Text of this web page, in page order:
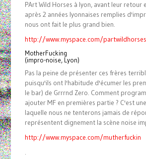
PArt Wild Horses à lyon, avant leur retour
après 2 années lyonnaises remplies
nous ont fait le plus grand bien.
http://www.myspace.com/
MotherFucking
(impro-noise, Lyon)
Pas la peine de présenter ces frères
puisqu'ils ont l'habitude d'écumer les
le bar) de Grrrnd Zero. Comment
ajouter MF en premières partie ? C'est
laquelle nous ne tenterons jamais de
représentent dignement la scène noise
http://www.myspace.com/mutherfuckin
.